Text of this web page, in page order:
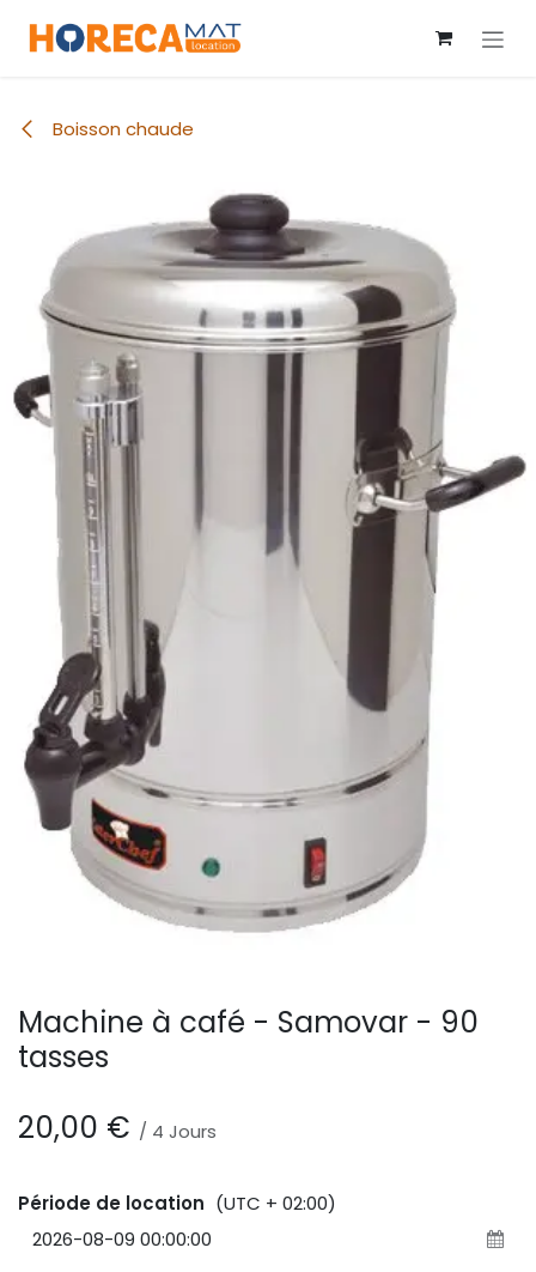
Boisson chaude
Machine à café - Samovar - 90
tasses
20,00 € / 4 Jours
Période de location (UTC + 02:00)